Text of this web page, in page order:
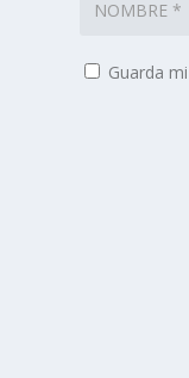
Guarda